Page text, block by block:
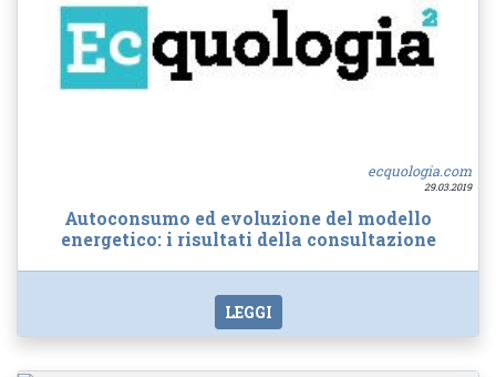
ecquologia.com
29.03.2019
Autoconsumo ed evoluzione del modello
energetico: i risultati della consultazione
LEGGI